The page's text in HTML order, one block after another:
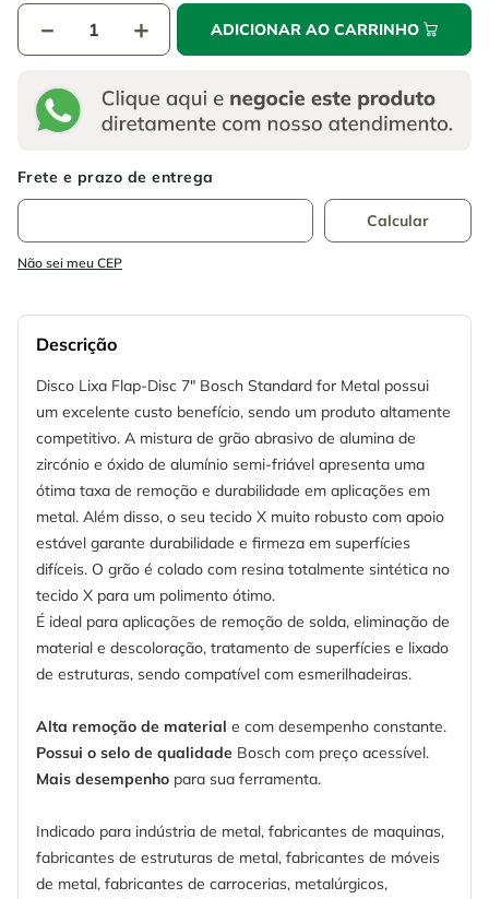
＋
－ ADICIONAR AO CARRINHO
Não sei meu CEP
Descrição
Disco Lixa Flap-Disc 7" Bosch Standard for Metal possui
um excelente custo benefício, sendo um produto altamente
competitivo. A mistura de grão abrasivo de alumina de
zircónio e óxido de alumínio semi-friável apresenta uma
ótima taxa de remoção e durabilidade em aplicações em
metal. Além disso, o seu tecido X muito robusto com apoio
estável garante durabilidade e firmeza em superfícies
difíceis. O grão é colado com resina totalmente sintética no
tecido X para um polimento ótimo.
É ideal para aplicações de remoção de solda, eliminação de
material e descoloração, tratamento de superfícies e lixado
de estruturas, sendo compatível com esmerilhadeiras.
Alta remoção de material e com desempenho constante.
Possui o selo de qualidade Bosch com preço acessível.
Mais desempenho para sua ferramenta.
Indicado para indústria de metal, fabricantes de maquinas,
fabricantes de estruturas de metal, fabricantes de móveis
de metal, fabricantes de carrocerias, metalúrgicos,
serra copo